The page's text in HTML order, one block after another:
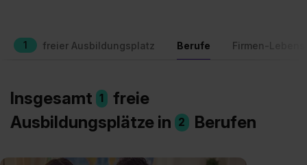
1 freier Ausbildungsplatz Berufe Firmen-
Insgesamt 1
freie
Ausbildungsplätze in 2 Berufen